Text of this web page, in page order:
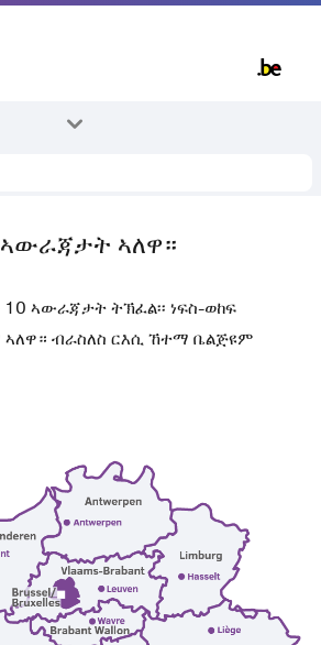
ኣለዋ።
ኣውራጃታት ትኽፈል፡፡ ነፍስ-ወከፍ
ብራስለስ ርእሲ ኸተማ ቤልጅዩም